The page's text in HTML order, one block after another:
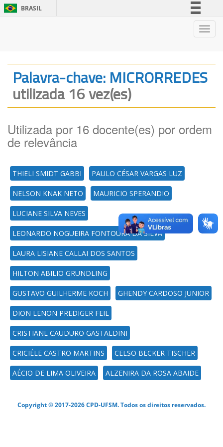
BRASIL
Legislação
Palavra-chave: MICRORREDES
utilizada 16 vez(es)
Utilizada por 16 docente(es) por ordem
de relevância
THIELI SMIDT GABBI PAULO CÉSAR VARGAS LUZ
NELSON KNAK NETO MAURICIO SPERANDIO
LUCIANE SILVA NEVES
LEONARDO NOGUEIRA FONTOURA DA SILVA
LAURA LISIANE CALLAI DOS SANTOS
HILTON ABILIO GRUNDLING
GUSTAVO GUILHERME KOCH GHENDY CARDOSO JUNIOR
DION LENON PREDIGER FEIL
CRISTIANE CAUDURO GASTALDINI
CRICIÉLE CASTRO MARTINS CELSO BECKER TISCHER
AÉCIO DE LIMA OLIVEIRA ALZENIRA DA ROSA ABAIDE
Copyright © 2017-2026 CPD-UFSM. Todos os direitos reservados.